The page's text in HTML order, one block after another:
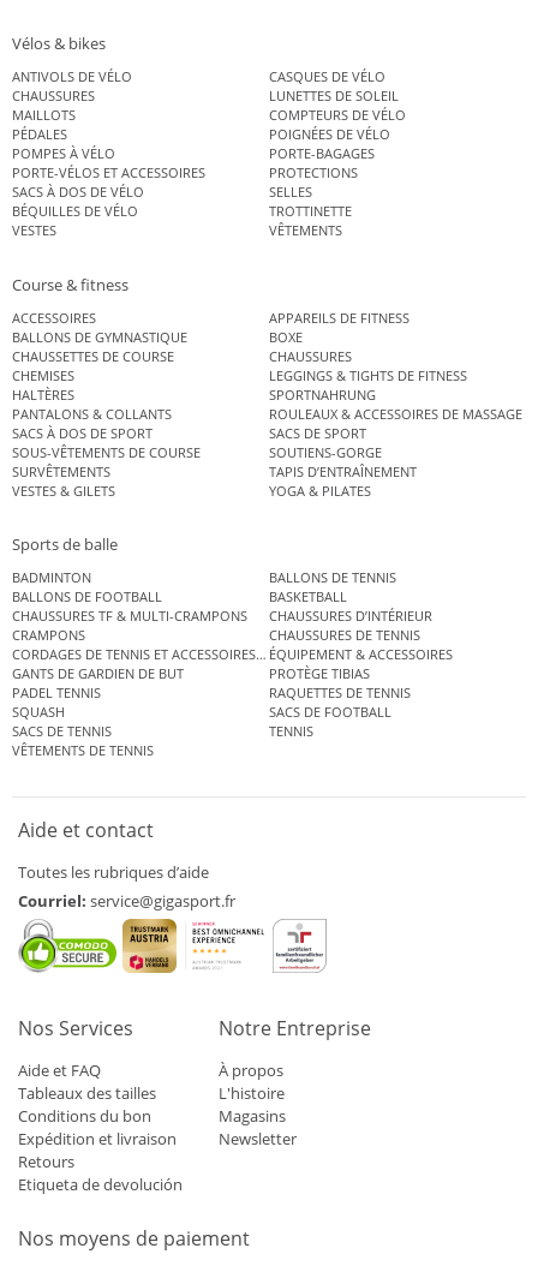
Vélos & bikes
ANTIVOLS DE VÉLO
CASQUES DE VÉLO
CHAUSSURES
LUNETTES DE SOLEIL
MAILLOTS
COMPTEURS DE VÉLO
PÉDALES
POIGNÉES DE VÉLO
POMPES À VÉLO
PORTE-BAGAGES
PORTE-VÉLOS ET ACCESSOIRES
PROTECTIONS
SACS À DOS DE VÉLO
SELLES
BÉQUILLES DE VÉLO
TROTTINETTE
VESTES
VÊTEMENTS
Course & fitness
ACCESSOIRES
APPAREILS DE FITNESS
BALLONS DE GYMNASTIQUE
BOXE
CHAUSSETTES DE COURSE
CHAUSSURES
CHEMISES
LEGGINGS & TIGHTS DE FITNESS
HALTÈRES
SPORTNAHRUNG
PANTALONS & COLLANTS
ROULEAUX & ACCESSOIRES DE MASSAGE
SACS À DOS DE SPORT
SACS DE SPORT
SOUS-VÊTEMENTS DE COURSE
SOUTIENS-GORGE
SURVÊTEMENTS
TAPIS D’ENTRAÎNEMENT
VESTES & GILETS
YOGA & PILATES
Sports de balle
BADMINTON
BALLONS DE TENNIS
BALLONS DE FOOTBALL
BASKETBALL
CHAUSSURES TF & MULTI-CRAMPONS
CHAUSSURES D’INTÉRIEUR
CRAMPONS
CHAUSSURES DE TENNIS
CORDAGES DE TENNIS ET ACCESSOIRES DE TENNISÉQUIPEMENT & ACCESSOIRES
GANTS DE GARDIEN DE BUT
PROTÈGE TIBIAS
PADEL TENNIS
RAQUETTES DE TENNIS
SQUASH
SACS DE FOOTBALL
SACS DE TENNIS
TENNIS
VÊTEMENTS DE TENNIS
Aide et contact
Toutes les rubriques d’aide
Courriel: service@gigasport.fr
Nos Services
Aide et FAQ
Tableaux des tailles
Conditions du bon
Expédition et livraison
Retours
Etiqueta de devolución
Notre Entreprise
À propos
L'histoire
Magasins
Newsletter
Nos moyens de paiement